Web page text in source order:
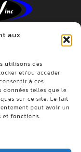
aux
utilisons des
et/ou accéder
à ces
telles que le
sur ce site. Le fait
peut avoir un
et fonctions.
Québec, G0R